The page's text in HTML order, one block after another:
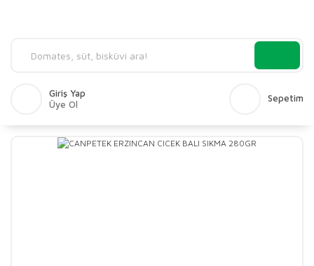
Giriş Yap
Üye Ol
Sepetim